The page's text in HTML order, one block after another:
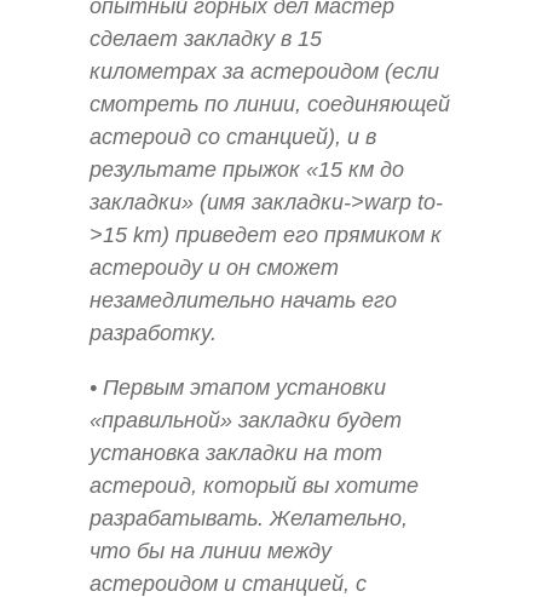
опытный горных дел мастер
сделает закладку в 15
километрах за астероидом (если
смотреть по линии, соединяющей
астероид со станцией), и в
результате прыжок «15 км до
закладки» (имя закладки->warp to-
>15 km) приведет его прямиком к
астероиду и он сможет
незамедлительно начать его
разработку.
• Первым этапом установки
«правильной» закладки будет
установка закладки на тот
астероид, который вы хотите
разрабатывать. Желательно,
что бы на линии между
астероидом и станцией, с